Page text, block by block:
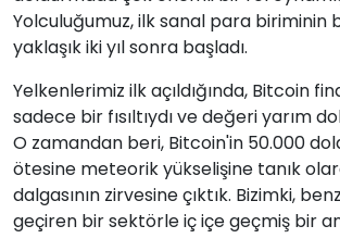
Yolculuğumuz, ilk sanal para biriminin
yaklaşık iki yıl sonra başladı.
Yelkenlerimiz ilk açıldığında, Bitcoin
sadece bir fısıltıydı ve değeri yarım
O zamandan beri, Bitcoin'in 50.000
ötesine meteorik yükselişine tanık
dalgasının zirvesine çıktık. Bizimki,
geçiren bir sektörle iç içe geçmiş bir